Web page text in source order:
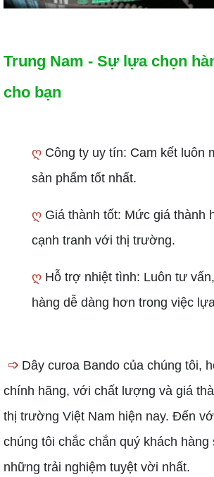
Trung Nam - Sự lựa chọn
cho bạn
ღ Công ty uy tín: Cam kết luôn
sản phẩm tốt nhất.
ღ Giá thành tốt: Mức giá thành
cạnh tranh với thị trường.
ღ Hỗ trợ nhiệt tình: Luôn tư
hàng dễ dàng hơn trong việc
➩ Dây curoa Bando của chúng tôi,
chính hãng, với chất lượng và giá
thị trường Việt Nam hiện nay. Đến
chúng tôi chắc chắn quý khách
những trải nghiệm tuyệt vời nhất.